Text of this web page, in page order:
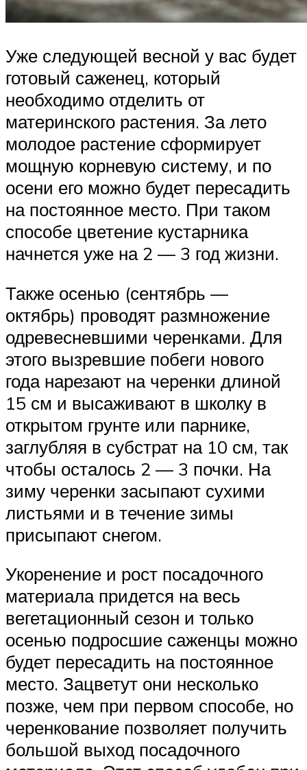
Уже следующей весной у вас будет
готовый саженец, который
необходимо отделить от
материнского растения. За лето
молодое растение сформирует
мощную корневую систему, и по
осени его можно будет пересадить
на постоянное место. При таком
способе цветение кустарника
начнется уже на 2 — 3 год жизни.
Также осенью (сентябрь —
октябрь) проводят размножение
одревесневшими черенками. Для
этого вызревшие побеги нового
года нарезают на черенки длиной
15 см и высаживают в школку в
открытом грунте или парнике,
заглубляя в субстрат на 10 см, так
чтобы осталось 2 — 3 почки. На
зиму черенки засыпают сухими
листьями и в течение зимы
присыпают снегом.
Укоренение и рост посадочного
материала придется на весь
вегетационный сезон и только
осенью подросшие саженцы можно
будет пересадить на постоянное
место. Зацветут они несколько
позже, чем при первом способе, но
черенкование позволяет получить
большой выход посадочного